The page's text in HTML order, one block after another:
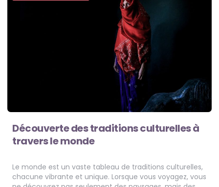
Découverte des traditions culturelles à
travers le monde
Le monde est un vaste tableau de traditions culturelles,
chacune vibrante et unique. Lorsque vous voyagez, vous